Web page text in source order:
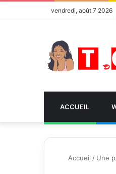
vendredi, août 7 2026
ACCUEIL
Accueil / Une